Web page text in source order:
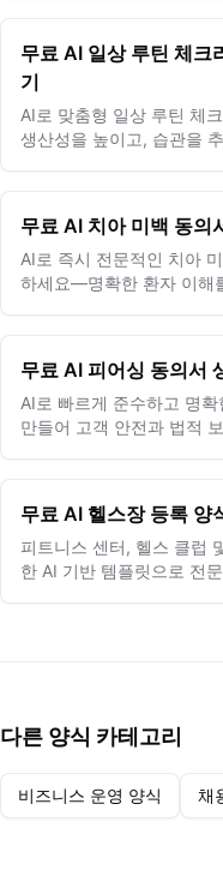
무료 AI 일상 루틴 체크
기
AI로 맞춤형 일상 루틴 체
생산성을 높이고, 습관을
무료 AI 치아 미백 동의
AI로 즉시 전문적인 치아
하세요—명확한 환자 이해
무료 AI 피어싱 동의서
AI로 빠르게 준수하고 명
만들어 고객 안전과 법적
무료 AI 헬스장 등록 양
피트니스 센터, 헬스 클럽
한 AI 기반 템플릿으로 전
다른 양식 카테고리
비즈니스 운영 양식 채